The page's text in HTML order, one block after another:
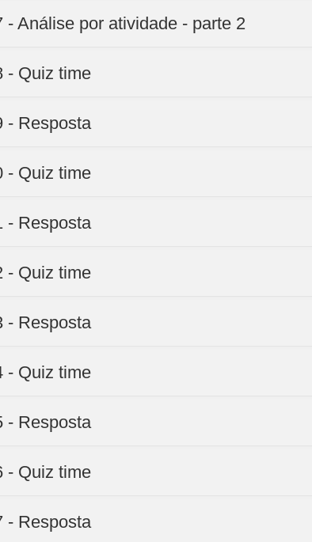
- Análise por atividade - parte 2
- Quiz time
- Resposta
- Quiz time
- Resposta
- Quiz time
- Resposta
- Quiz time
- Resposta
- Quiz time
- Resposta